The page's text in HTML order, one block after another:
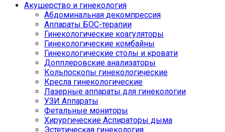
Акушерство и гинекология
Абдоминальная декомпрессия
Аппараты БОС-терапии
Гинекологические коагуляторы
Гинекологические комбайны
Гинекологические столы и кровати
Допплеровские анализаторы
Кольпоскопы гинекологические
Кресла гинекологические
Лазерные аппараты для гинекологии
УЗИ Аппараты
Фетальные мониторы
Хирургические Аспираторы дыма
Эстетическая гинекология